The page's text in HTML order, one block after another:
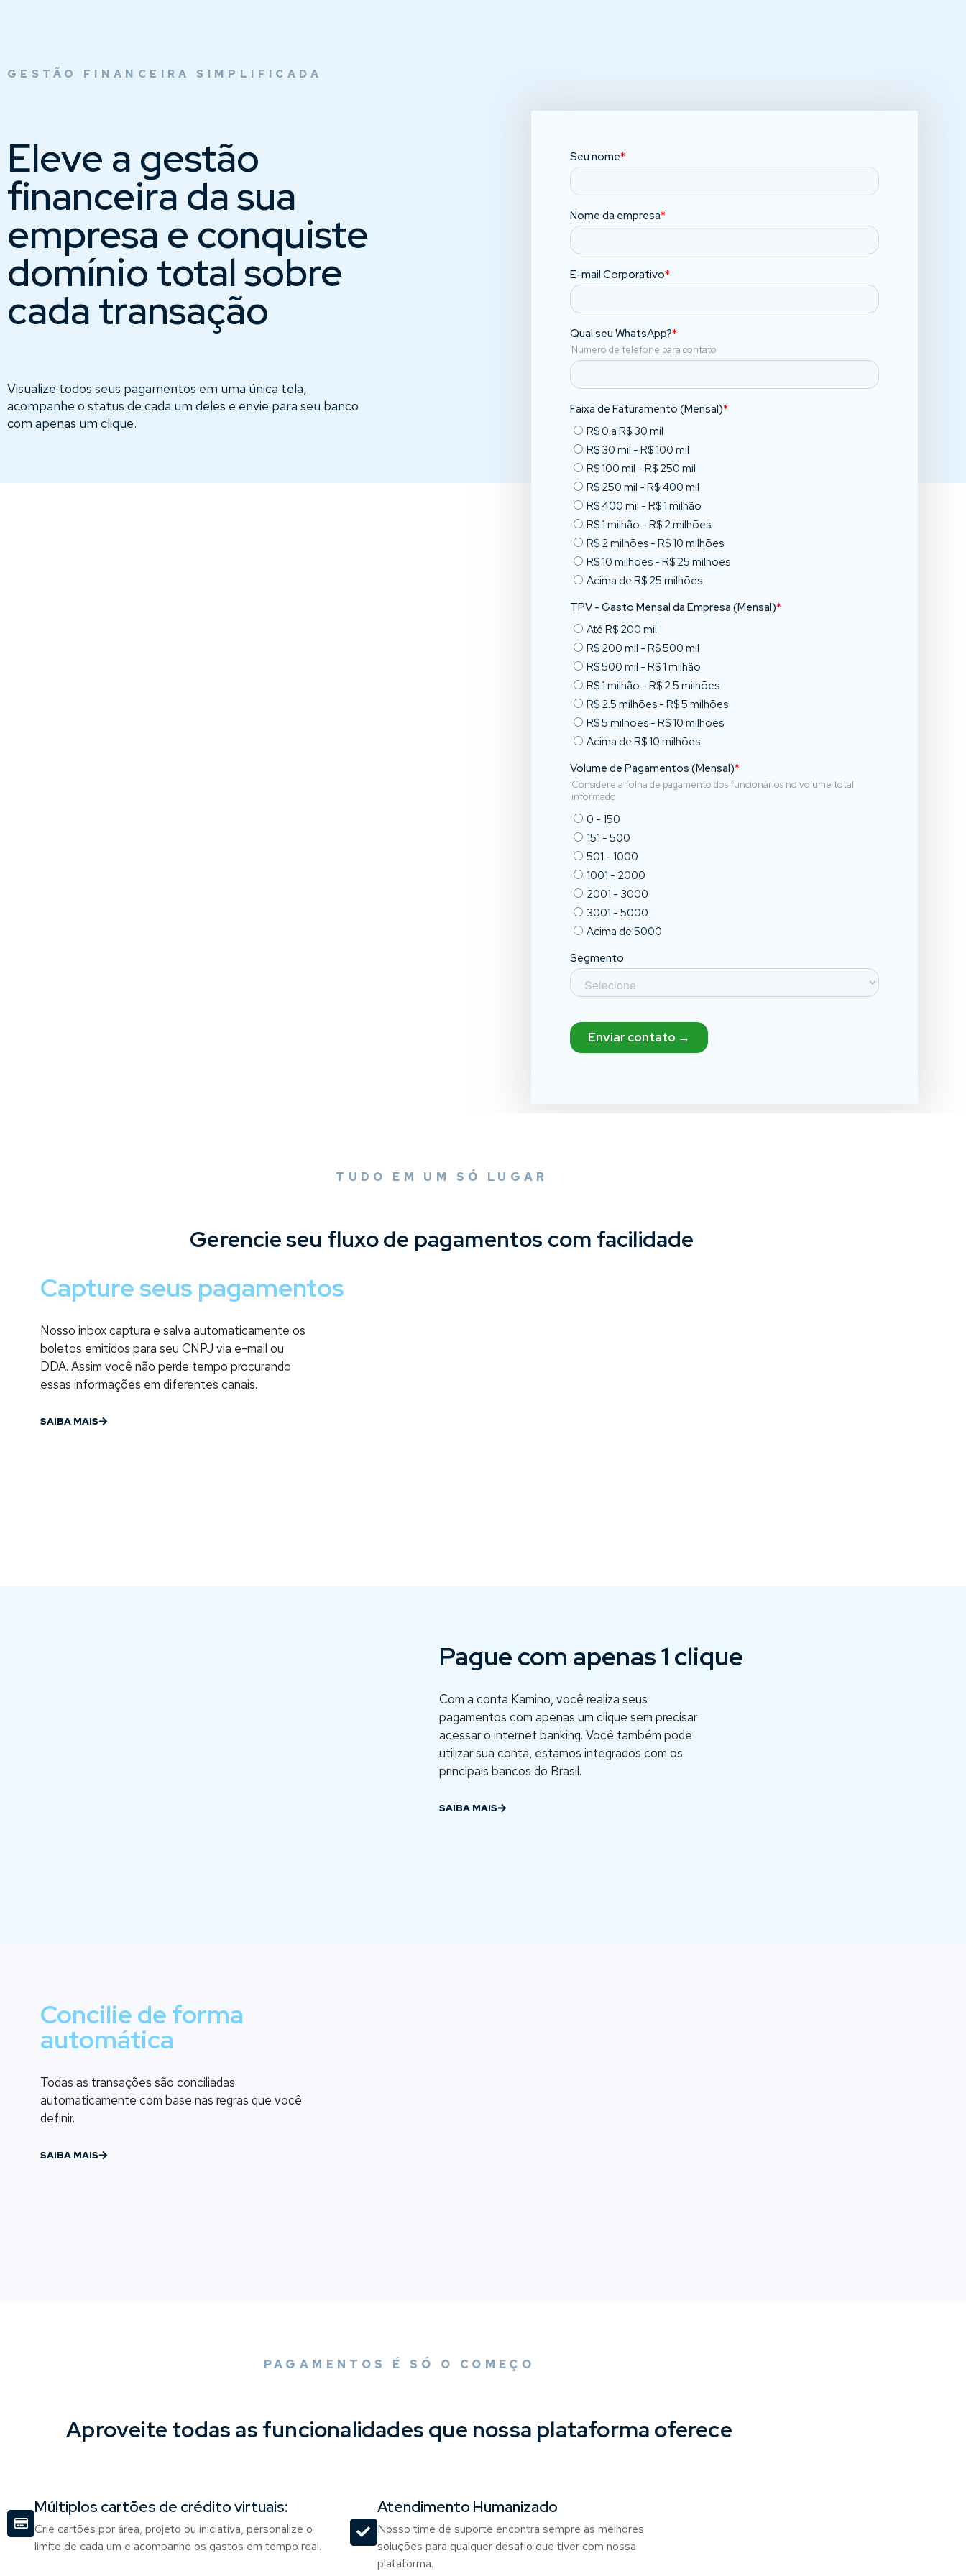
GESTÃO FINANCEIRA SIMPLIFICADA
Eleve a gestão
financeira da sua
empresa e conquiste
domínio total sobre
cada transação
Visualize todos seus pagamentos em uma única tela,
acompanhe o status de cada um deles e envie para seu banco
com apenas um clique.
TUDO EM UM SÓ LUGAR
Gerencie seu fluxo de pagamentos com facilidade
Capture seus pagamentos
Nosso inbox captura e salva automaticamente os
boletos emitidos para seu CNPJ via e-mail ou
DDA. Assim você não perde tempo procurando
essas informações em diferentes canais.
SAIBA MAIS
Pague com apenas 1 clique
Com a conta Kamino, você realiza seus
pagamentos com apenas um clique sem precisar
acessar o internet banking. Você também pode
utilizar sua conta, estamos integrados com os
principais bancos do Brasil.
SAIBA MAIS
Concilie de forma
automática
Todas as transações são conciliadas
automaticamente com base nas regras que você
definir.
SAIBA MAIS
PAGAMENTOS É SÓ O COMEÇO
Aproveite todas as funcionalidades que nossa plataforma oferece
Múltiplos cartões de crédito virtuais:
Crie cartões por área, projeto ou iniciativa, personalize o
limite de cada um e acompanhe os gastos em tempo real.
Atendimento Humanizado
Nosso time de suporte encontra sempre as melhores
soluções para qualquer desafio que tiver com nossa
plataforma.